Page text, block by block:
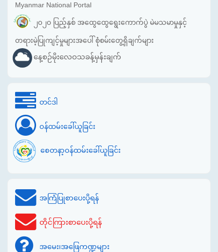
Myanmar National Portal
၂၀၂၀ ပြည့်နှစ် အထွေထွေရွေးကောက်ပွဲ မဲမသမာမှုနှင့်
တရားမဲ့ပြုကျင့်မှုများအပေါ် စုံစမ်းတွေ့ရှိချက်များ
နေ့စဉ်မိုးလေဝသခန့်မှန်းချက်
တင်ဒါ
ဝန်ထမ်းခေါ်ယူခြင်း
စေတနာ့ဝန်ထမ်းခေါ်ယူခြင်း
အကြံပြုစာပေးပို့ရန်
တိုင်ကြားစာပေးပို့ရန်
အမေး၊အဖြေကဏ္ဍများ